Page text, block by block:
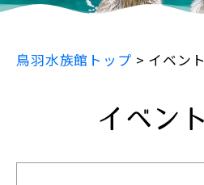
鳥羽水族館トップ > イベン
イベン